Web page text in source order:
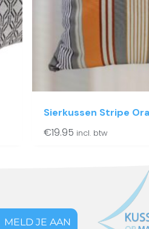
Sierkussen Stripe
€19.95 incl. btw
MELD JE AAN